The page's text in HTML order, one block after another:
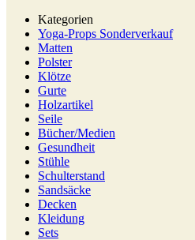
Kategorien
Yoga-Props Sonderverkauf
Matten
Polster
Klötze
Gurte
Holzartikel
Seile
Bücher/Medien
Gesundheit
Stühle
Schulterstand
Sandsäcke
Decken
Kleidung
Sets